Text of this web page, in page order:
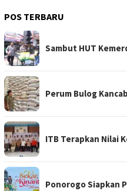
POS TERBARU
Sambut HUT
Perum Bulog
ITB Terapkan Nilai
Ponorogo Siapkan